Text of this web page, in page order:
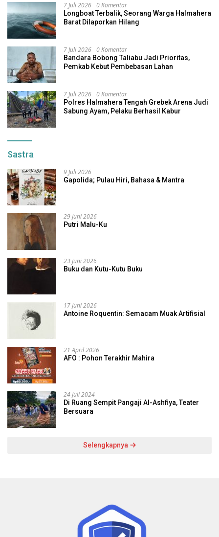
7 Juli 2026 0 Komentar
Longboat Terbalik, Seorang Warga Halmahera
Barat Dilaporkan Hilang
7 Juli 2026 0 Komentar
Bandara Bobong Taliabu Jadi Prioritas,
Pemkab Kebut Pembebasan Lahan
7 Juli 2026 0 Komentar
Polres Halmahera Tengah Grebek Arena Judi
Sabung Ayam, Pelaku Berhasil Kabur
Sastra
9 Juli 2026
Gapolida; Pulau Hiri, Bahasa & Mantra
29 Juni 2026
Putri Malu-Ku
23 Juni 2026
Buku dan Kutu-Kutu Buku
17 Juni 2026
Antoine Roquentin: Semacam Muak Artifisial
21 April 2026
AFO : Pohon Terakhir Mahira
24 Juli 2024
Di Ruang Sempit Pangaji Al-Ashfiya, Teater
Bersuara
Selengkapnya